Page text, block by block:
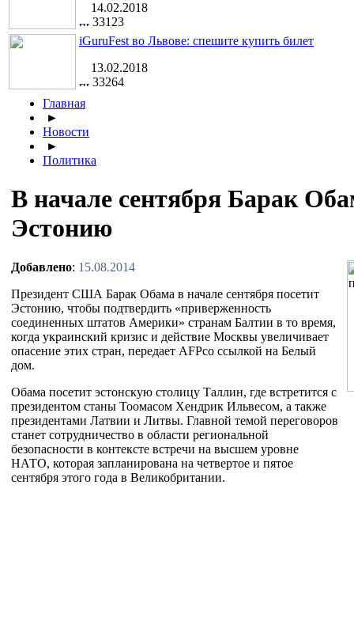
14.02.2018
33123
iGuruFest во Львове: спешите купить билет
13.02.2018
33264
Главная
►
Новости
►
Политика
В начале сентября Барак
Эстонию
Добавлено: 15.08.2014
Президент США Барак Обама в начале сентября посетит
Эстонию, чтобы подтвердить «приверженность
соединенных штатов Америки» странам Балтии в то время,
когда украинский кризис и действие Москвы увеличивает
опасение этих стран, передает AFPсо ссылкой на Белый
дом.
Обама посетит эстонскую столицу Таллин, где встретится с
президентом станы Тоомасом Хендрик Ильвесом, а также
президентами Латвии и Литвы. Главной темой переговоров
станет сотрудничество в области региональной
безопасности в контексте встречи на высшем уровне
НАТО, которая запланирована на четвертое и пятое
сентября этого года в Великобритании.